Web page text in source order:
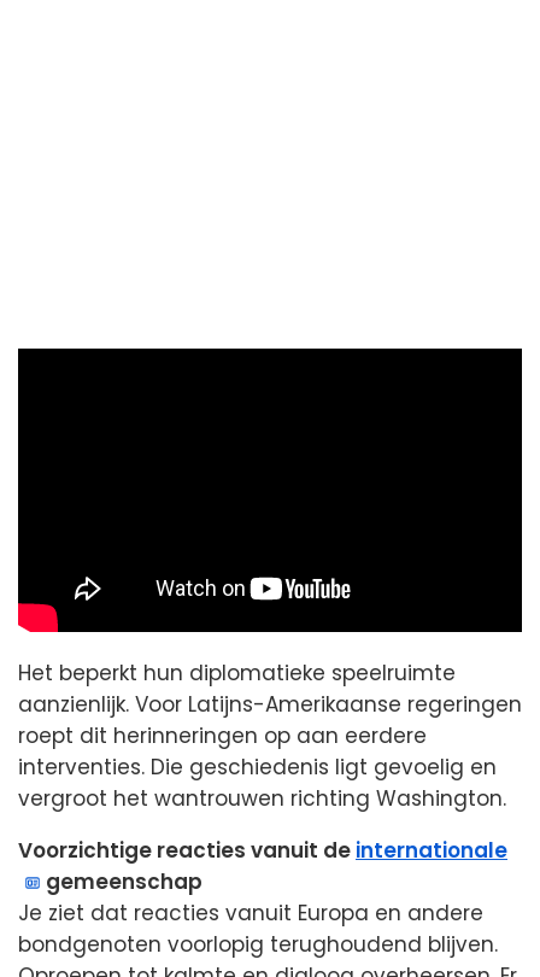
Het beperkt hun diplomatieke speelruimte
aanzienlijk. Voor Latijns-Amerikaanse regeringen
roept dit herinneringen op aan eerdere
interventies. Die geschiedenis ligt gevoelig en
vergroot het wantrouwen richting Washington.
Voorzichtige reacties vanuit de internationale
gemeenschap
Je ziet dat reacties vanuit Europa en andere
bondgenoten voorlopig terughoudend blijven.